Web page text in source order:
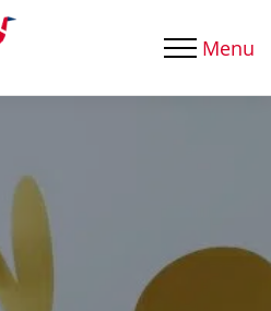
Menu